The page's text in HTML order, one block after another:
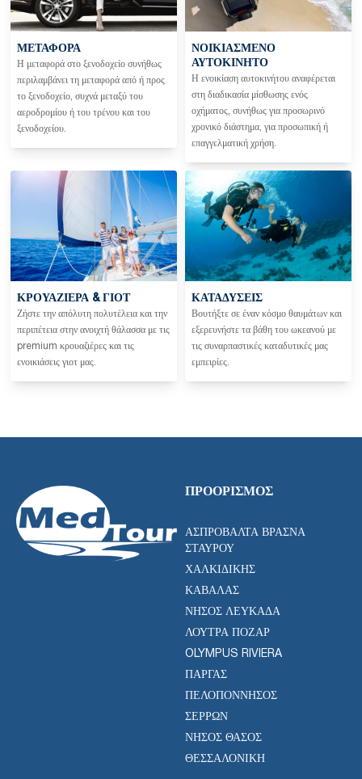
ΜΕΤΑΦΟΡΑ
Η μεταφορά στο ξενοδοχείο συνήθως
περιλαμβάνει τη μεταφορά από ή προς
το ξενοδοχείο, συχνά μεταξύ του
αεροδρομίου ή του τρένου και του
ξενοδοχείου.
ΝΟΙΚΙΑΣΜΈΝΟ
ΑΥΤΟΚΊΝΗΤΟ
Η ενοικίαση αυτοκινήτου αναφέρεται
στη διαδικασία μίσθωσης ενός
οχήματος, συνήθως για προσωρινό
χρονικό διάστημα, για προσωπική ή
επαγγελματική χρήση.
ΚΡΟΥΑΖΙΈΡΑ & ΓΙΟΤ
Ζήστε την απόλυτη πολυτέλεια και την
περιπέτεια στην ανοιχτή θάλασσα με τις
premium κρουαζιέρες και τις
ενοικιάσεις γιοτ μας.
ΚΑΤΑΔΎΣΕΙΣ
Βουτήξτε σε έναν κόσμο θαυμάτων και
εξερευνήστε τα βάθη του ωκεανού με
τις συναρπαστικές καταδυτικές μας
εμπειρίες.
ΠΡΟΟΡΙΣΜΌΣ
ΑΣΠΡΟΒΆΛΤΑ ΒΡΑΣΝΆ
ΣΤΑΥΡΟΎ
ΧΑΛΚΙΔΙΚΉΣ
ΚΑΒΆΛΑΣ
ΝΉΣΟΣ ΛΕΥΚΆΔΑ
ΛΟΥΤΡΆ ΠΌΖΑΡ
OLYMPUS RIVIERA
ΠΆΡΓΑΣ
ΠΕΛΟΠΌΝΝΗΣΟΣ
ΣΕΡΡΏΝ
ΝΉΣΟΣ ΘΆΣΟΣ
ΘΕΣΣΑΛΟΝΊΚΗ